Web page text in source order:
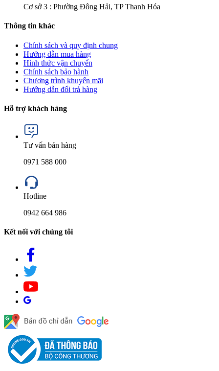
Cơ sở 3 : Phường Đông Hải, TP Thanh Hóa
Thông tin khác
Chính sách và quy định chung
Hướng dẫn mua hàng
Hình thức vận chuyển
Chính sách bảo hành
Chương trình khuyến mãi
Hướng dẫn đổi trả hàng
Hỗ trợ khách hàng
Tư vấn bán hàng
0971 588 000
Hotline
0942 664 986
Kết nối với chúng tôi